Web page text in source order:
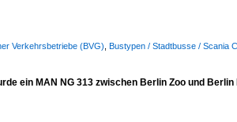
Verkehrsbetriebe (BVG) Bustypen / Stadtbusse / Scania
ein MAN NG 313 zwischen Berlin Zoo und Berlin